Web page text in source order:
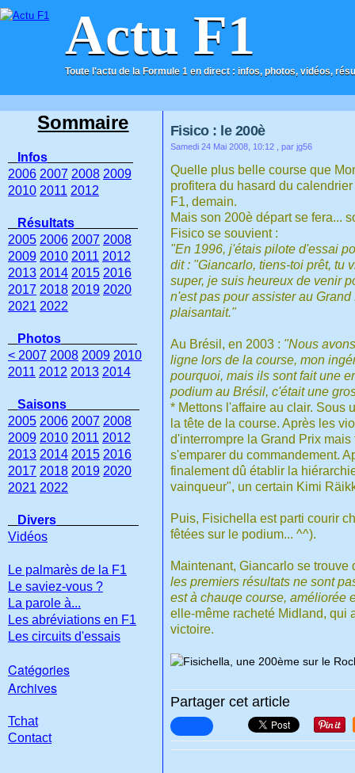
Actu F1
Toute l'actu de la Formule 1 en direct : infos, photos, vidéos,
ACCUEIL CONTACT
Fisico : le 200è
Samedi 24 Mai 2008, 10:12 , par jg56
Quelle plus belle course que
profitera du hasard du
F1, demain.
Mais son 200è départ se fera...
Fisico se souvient :
"En 1996, j'étais pilote d'essai
dit : "Giancarlo, tiens-toi prêt, tu
super, je suis heureux de venir
n'est pas pour assister au
plaisantait."
Au Brésil, en 2003 : "Nous
ligne lors de la course, mon
pourquoi, mais ils sont fait une
podium au Brésil, c'était une
* Mettons l'affaire au clair. Sous
la tête de la course. Après les
d'interrompre la Grand Prix
s'emparer du commandement.
finalement dû établir la
vainqueur", un certain Kimi
Puis, Fisichella est parti courir
fêtées sur le podium... ^^).
Maintenant, Giancarlo se
les premiers résultats ne sont
est à chauqe course, améliorée
elle-même racheté Midland, qui
victoire.
Partager cet article
Sommaire
Infos
2006 2007 2008 2009
2010 2011 2012
Résultats
2005 2006 2007 2008
2009 2010 2011 2012
2013 2014 2015 2016
2017 2018 2019 2020
2021 2022
Photos
< 2007 2008 2009 2010
2011 2012 2013 2014
Saisons
2005 2006 2007 2008
2009 2010 2011 2012
2013 2014 2015 2016
2017 2018 2019 2020
2021 2022
Divers
Vidéos
Le palmarès de la F1
Le saviez-vous ?
La parole à...
Les abréviations en F1
Les circuits d'essais
Catégories
Archives
Tchat
Contact